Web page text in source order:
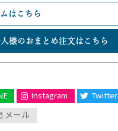
はこちら
様のおまとめ注文はこちら
Instagram Twitter
メール